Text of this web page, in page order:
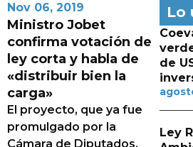
Nov 06, 2019
Ministro Jobet
confirma votación de
ley corta y habla de
«distribuir bien la
carga»
El proyecto, que ya fue
promulgado por la
Cámara de Diputados,
Lo
de
Ley